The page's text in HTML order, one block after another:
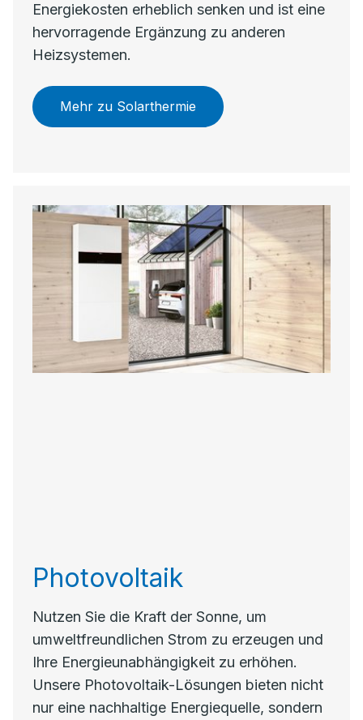
Energiekosten erheblich senken und ist eine
hervorragende Ergänzung zu anderen
Heizsystemen.
Mehr zu Solarthermie
Photovoltaik
Nutzen Sie die Kraft der Sonne, um
umweltfreundlichen Strom zu erzeugen und
Ihre Energieunabhängigkeit zu erhöhen.
Unsere Photovoltaik-Lösungen bieten nicht
nur eine nachhaltige Energiequelle, sondern